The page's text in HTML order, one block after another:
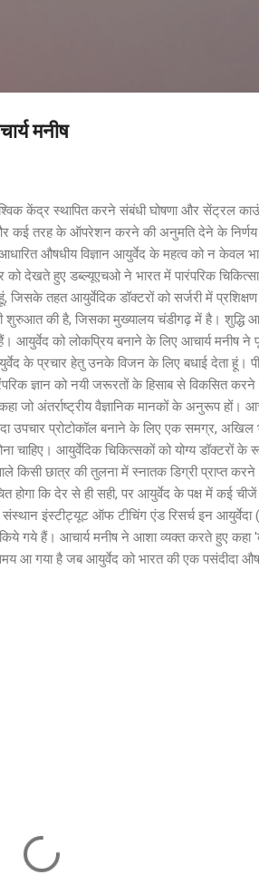
मनीष
वैश्विक केंद्र स्थापित करने संबंधी घोषणा और सेंट्रल
और कई तरह के ऑपरेशन करने की अनुमति देने के
औषधीय विज्ञान आयुर्वेद के महत्व को न केवल
को देखते हुए डब्ल्यूएचओ ने भारत में पारंपरिक
हूं, जिसके तहत आयुर्वेदिक डॉक्टरों को सर्जरी में
की है, जिसका मुख्यालय चंडीगढ़ में है। शुद्धि
को लोकप्रिय बनाने के लिए आचार्य मनीष ने
के प्रचार हेतु उनके विजन के लिए बधाई देता हूं।
ज्ञान को नयी जरूरतों के हिसाब से विकसित करने
अंतर्राष्ट्रीय वैज्ञानिक मानकों के अनुरूप हों।
प्रोटोकॉल बनाने के लिए एक समग्र, अखिल
चाहिए। आयुर्वेदिक चिकित्सकों को योग्य डॉक्टरों के
किसी छात्र की तुलना में स्नातक डिग्री प्राप्त
होगा कि देर से ही सही, पर आयुर्वेद के पक्ष में कई
इंस्टीट्यूट ऑफ टीचिंग एंड रिसर्च इन
गये हैं। आचार्य मनीष ने आशा व्यक्त करते हुए कहा
आ गया है जब आयुर्वेद को भारत की एक पसंदीदा